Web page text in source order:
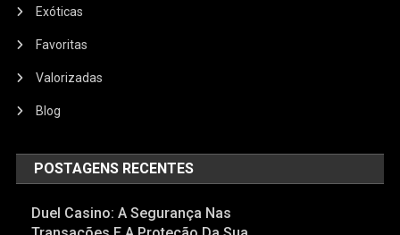
Exóticas
Favoritas
Valorizadas
Blog
POSTAGENS RECENTES
Duel Casino: A Segurança Nas